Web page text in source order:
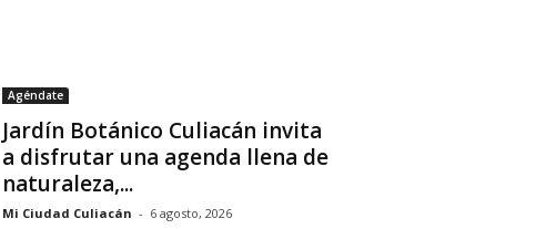
Agéndate
Jardín Botánico Culiacán invita
a disfrutar una agenda llena de
naturaleza,...
Mi Ciudad Culiacán - 6 agosto, 2026